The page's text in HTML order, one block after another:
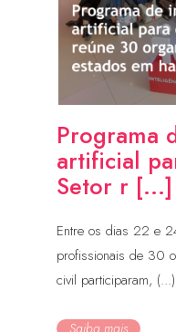
Programa
artificial
Setor r [...]
Entre os dias 22 e
profissionais de 30
civil participaram, (...)